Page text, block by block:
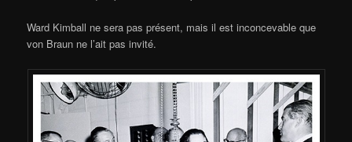
Ward Kimball ne sera pas présent, mais il est inconcevable que
von Braun ne l’ait pas invité.